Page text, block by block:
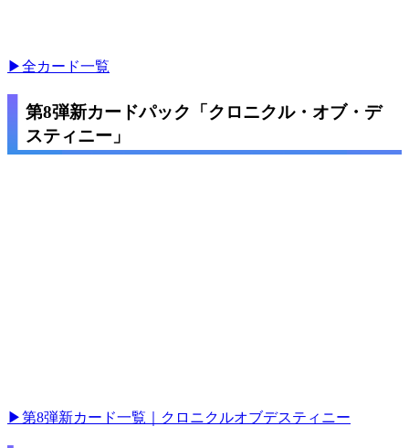
▶全カード一覧
第8弾新カードパック「クロニクル・オブ・デ
スティニー」
▶第8弾新カード一覧｜クロニクルオブデスティニー